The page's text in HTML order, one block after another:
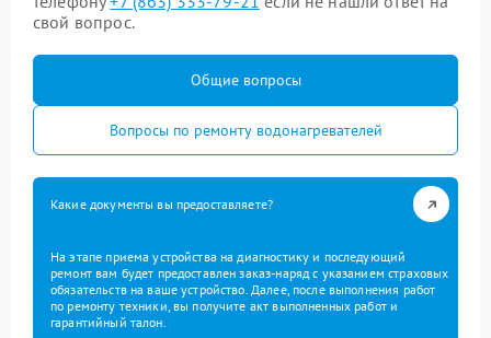
свой вопрос.
Общие вопросы
Вопросы по ремонту водонагревателей
Какие документы вы предоставляете?
На этапе приема устройства на диагностику и последующий
ремонт вам будет предоставлен заказ-наряд с указанием страховых
обязательств на ваше устройство. Далее, после выполнения работ
по ремонту техники, вы получите акт выполненных работ и
гарантийный талон.